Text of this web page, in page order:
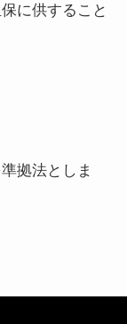
に供すること
拠法としま